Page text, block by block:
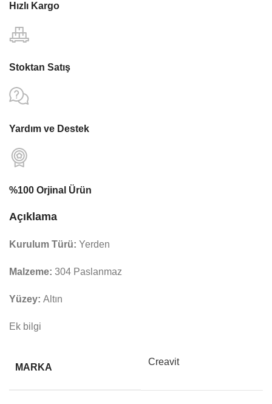
Hızlı Kargo
Stoktan Satış
Yardım ve Destek
%100 Orjinal Ürün
Açıklama
Kurulum Türü: Yerden
Malzeme: 304 Paslanmaz
Yüzey: Altın
Ek bilgi
MARKA
Creavit